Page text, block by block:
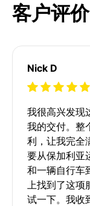
客户评价
Nick D
我很高兴发现
我的交付。整
利，让我完全
要从保加利亚
和一辆自行车
上找到了这
试一下。我收